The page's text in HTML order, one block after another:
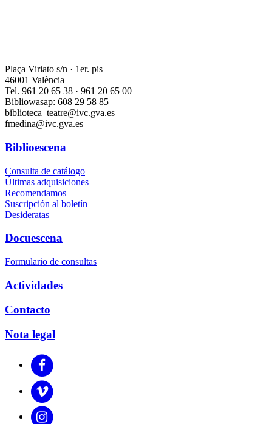
Plaça Viriato s/n · 1er. pis
46001 València
Tel. 961 20 65 38 · 961 20 65 00
Bibliowasap: 608 29 58 85
biblioteca_teatre@ivc.gva.es
fmedina@ivc.gva.es
Biblioescena
Consulta de catálogo
Últimas adquisiciones
Recomendamos
Suscripción al boletín
Desideratas
Docuescena
Formulario de consultas
Actividades
Contacto
Nota legal